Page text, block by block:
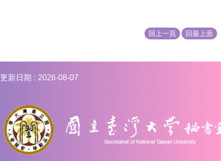
回上一頁 回最上面
更新日期 2026-08-07